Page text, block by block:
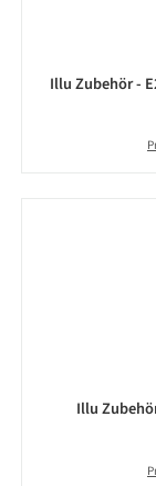
Illu Zubehör -
Illu